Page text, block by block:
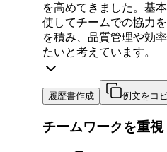
を高めてきました。基
使してチームでの協力
を積み、品質管理や効
たいと考えています。
履歴書作成 例文をコ
チームワークを重視